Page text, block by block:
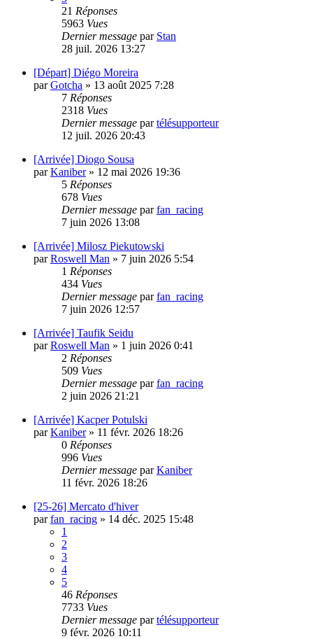
21 Réponses
5963 Vues
Dernier message par Stan
28 juil. 2026 13:27
[Départ] Diégo Moreira
parGotcha » 13 août 2025 7:28
7 Réponses
2318 Vues
Dernier message partélésupporteur
12 juil. 2026 20:43
[Arrivée] Diogo Sousa
parKaniber» 12 mai 2026 19:36
5 Réponses
678 Vues
Dernier message parfan_racing
7 juin 2026 13:08
[Arrivée] Milosz Piekutowski
parRoswell Man » 7 juin 2026 5:54
1 Réponses
434 Vues
Dernier message parfan_racing
7 juin 2026 12:57
[Arrivée] Taufik Seidu
parRoswell Man » 1 juin 2026 0:41
2 Réponses
509 Vues
Dernier message parfan_racing
2 juin 2026 21:21
[Arrivée] Kacper Potulski
parKaniber» 11 févr. 2026 18:26
0 Réponses
996 Vues
Dernier message parKaniber
11 févr. 2026 18:26
[25-26] Mercato d'hiver
parfan_racing » 14 déc. 2025 15:48
1
2
3
4
5
46 Réponses
7733 Vues
Dernier message partélésupporteur
9 févr. 2026 10:11